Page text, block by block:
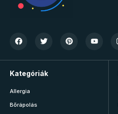
Kategóriák
Allergia
Bőrápolás